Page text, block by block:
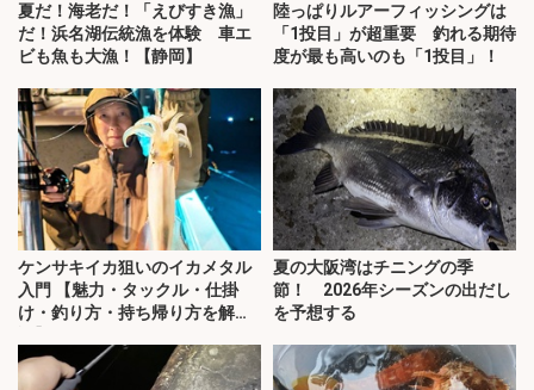
夏だ！海老だ！「えびすき漁」
だ！浜名湖伝統漁を体験 車エ
ビも魚も大漁！【静岡】
陸っぱりルアーフィッシングは
「1投目」が超重要 釣れる期待
度が最も高いのも「1投目」！
ケンサキイカ狙いのイカメタル
入門 【魅力・タックル・仕掛
け・釣り方・持ち帰り方を解
夏の大阪湾はチニングの季
節！ 2026年シーズンの出だし
を予想する